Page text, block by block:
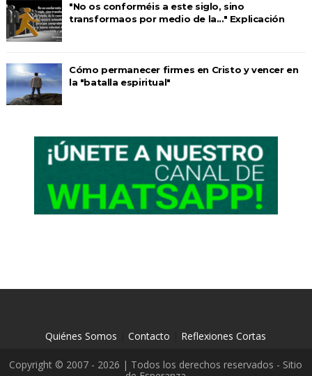
"No os conforméis a este siglo, sino
transformaos por medio de la..." Explicación
Cómo permanecer firmes en Cristo y vencer en
la "batalla espiritual"
Quiénes Somos |Contacto Reflexiones Cortas
Copyright © 2007 - 2026 | Todos los derechos reservados - Sitio